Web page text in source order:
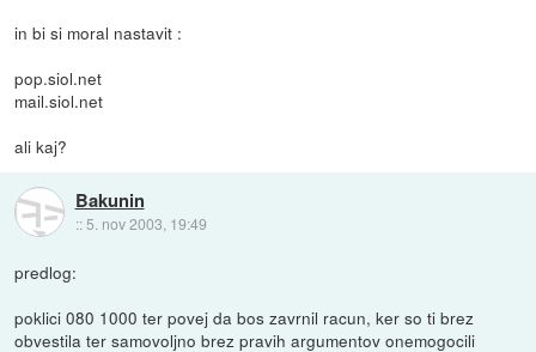
in bi si moral nastavit :
pop.siol.net
mail.siol.net
ali kaj?
Bakunin
:: 5. nov 2003, 19:49
predlog:
poklici 080 1000 ter povej da bos zavrnil racun, ker so ti brez
obvestila ter samovoljno brez pravih argumentov onemogocili